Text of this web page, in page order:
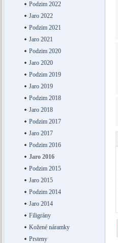
Podzim 2022
Jaro 2022
Podzim 2021
Jaro 2021
Podzim 2020
Jaro 2020
Podzim 2019
Jaro 2019
Podzim 2018
Jaro 2018
Podzim 2017
Jaro 2017
Podzim 2016
Jaro 2016
Podzim 2015
Jaro 2015
Podzim 2014
Jaro 2014
Filigrány
Kožené náramky
Prsteny